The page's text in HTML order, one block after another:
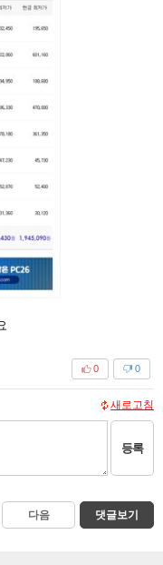
0
0
새로고침
등록
다음 댓글보기